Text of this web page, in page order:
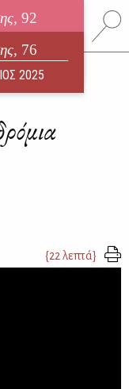
, 92
περιοδικό
2026
, 76
2025
{22 λεπτά}